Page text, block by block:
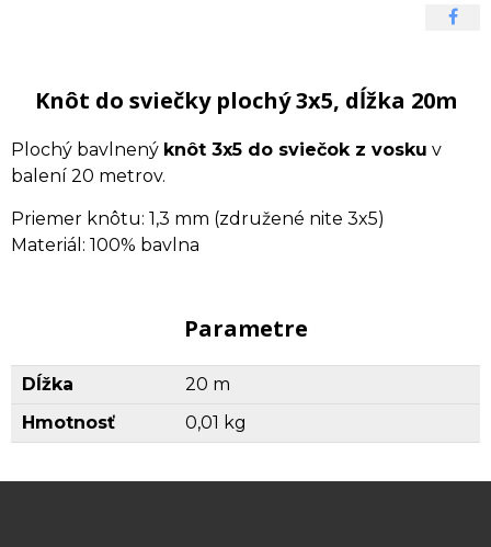
Knôt do sviečky plochý 3x5, dĺžka 20m
Plochý bavlnený knôt 3x5 do sviečok z vosku v
balení 20 metrov.
Priemer knôtu: 1,3 mm (združené nite 3x5)
Materiál: 100% bavlna
Parametre
Dĺžka
20 m
Hmotnosť
0,01 kg